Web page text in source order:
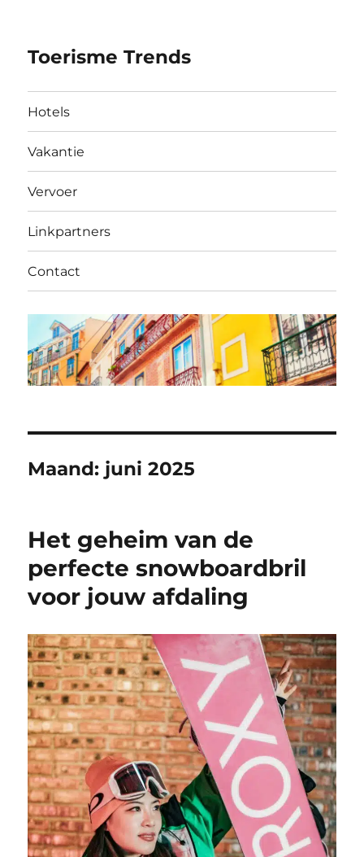
Toerisme Trends
Hotels
Vakantie
Vervoer
Linkpartners
Contact
Maand: juni 2025
Het geheim van de
perfecte snowboardbril
voor jouw afdaling